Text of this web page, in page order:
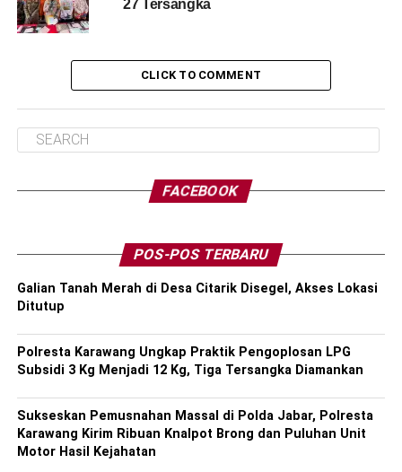
27 Tersangka
CLICK TO COMMENT
FACEBOOK
POS-POS TERBARU
Galian Tanah Merah di Desa Citarik Disegel, Akses Lokasi
Ditutup
Polresta Karawang Ungkap Praktik Pengoplosan LPG
Subsidi 3 Kg Menjadi 12 Kg, Tiga Tersangka Diamankan
Sukseskan Pemusnahan Massal di Polda Jabar, Polresta
Karawang Kirim Ribuan Knalpot Brong dan Puluhan Unit
Motor Hasil Kejahatan